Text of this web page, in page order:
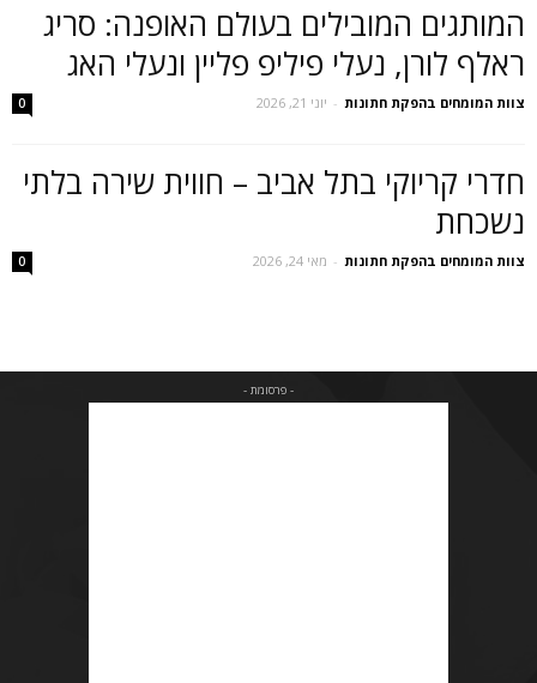
המותגים המובילים בעולם האופנה: סריג
ראלף לורן, נעלי פיליפ פליין ונעלי האג
צוות המומחים בהפקת חתונות - יוני 21, 2026 0
חדרי קריוקי בתל אביב – חווית שירה בלתי
נשכחת
צוות המומחים בהפקת חתונות - מאי 24, 2026 0
- פרסומת -